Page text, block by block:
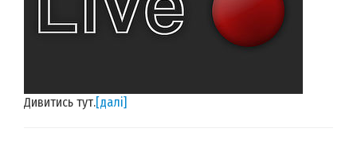
Дивитись тут.[далі]